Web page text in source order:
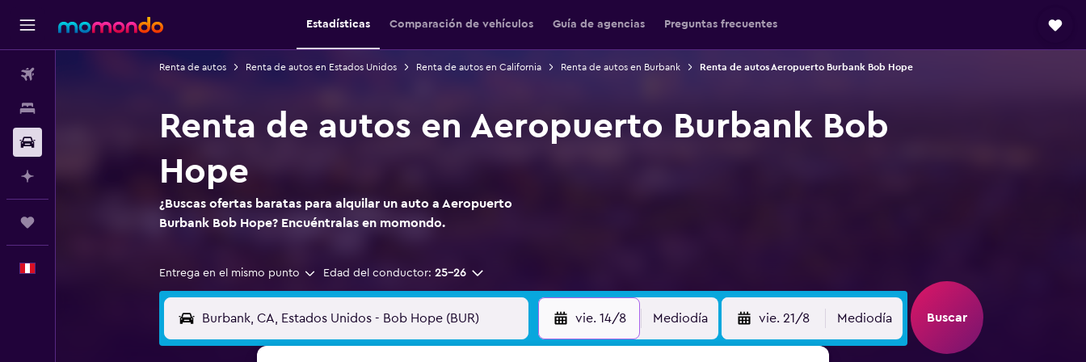
Estadísticas Comparación de vehículos Guía de agencias Preguntas frecuentes
Renta de autos Renta de autos en Estados Unidos Renta de autos en California Renta de autos en Burbank Renta de autos Aeropuerto Burbank Bob Hope
Renta de autos en Aeropuerto Burbank Bob
Hope
¿Buscas ofertas baratas para alquilar un auto a Aeropuerto
Burbank Bob Hope? Encuéntralas en momondo.
Entrega en el mismo punto Edad del conductor: 25-26
vie. 14/8 Mediodía vie. 21/8 Mediodía Buscar